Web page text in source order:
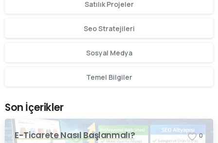
Satılık Projeler
Seo Stratejileri
Sosyal Medya
Temel Bilgiler
Son İçerikler
E-Ticarete Nasıl Başlanmalı? 0